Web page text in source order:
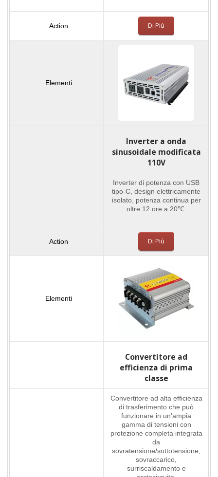
Di Più
Inverter a onda
sinusoidale modificata
110V
Inverter di potenza con USB
tipo-C, design elettricamente
isolato, potenza continua per
oltre 12 ore a 20℃.
Di Più
Convertitore ad
efficienza di prima
classe
Convertitore ad alta efficienza
di trasferimento che può
funzionare in un'ampia
gamma di tensioni con
protezione completa integrata
da
sovratensione/sottotensione,
sovraccarico,
surriscaldamento e